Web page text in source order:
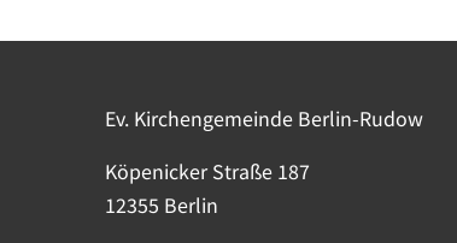
Ev. Kirchengemeinde Berlin-Rudow
Köpenicker Straße 187
12355 Berlin